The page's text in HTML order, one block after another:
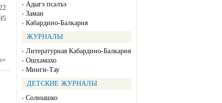
Адыгэ псалъэ
Заман
Кабардино-Балкария
ЖУРНАЛЫ
Литературная Кабардино-Балкария
Ошхамахо
Минги-Тау
ДЕТСКИЕ ЖУРНАЛЫ
Солнышко